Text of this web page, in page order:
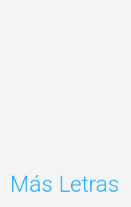
Más Letras